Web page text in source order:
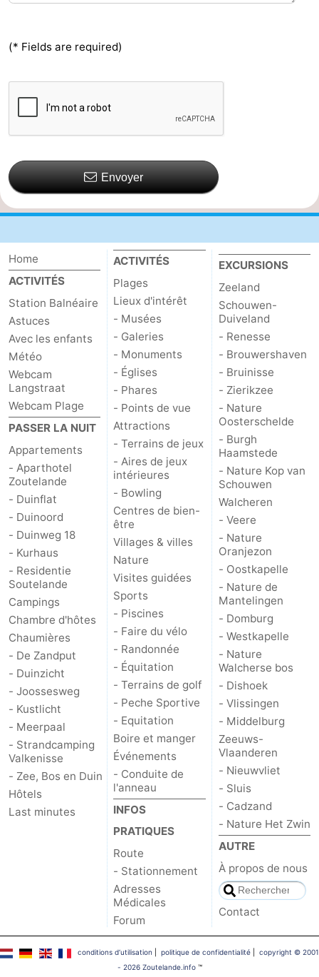
(* Fields are required)
Envoyer
Home
ACTIVITÉS
Station Balnéaire
Astuces
Avec les enfants
Météo
Webcam
Langstraat
Webcam Plage
PASSER LA NUIT
Appartements
- Aparthotel
Zoutelande
- Duinflat
- Duinoord
- Duinweg 18
- Kurhaus
- Residentie
Soutelande
Campings
Chambre d'hôtes
Chaumières
- De Zandput
- Duinzicht
- Joossesweg
- Kustlicht
- Meerpaal
- Strandcamping
Valkenisse
- Zee, Bos en Duin
Hôtels
Last minutes
ACTIVITÉS
Plages
Lieux d'intérêt
- Musées
- Galeries
- Monuments
- Églises
- Phares
- Points de vue
Attractions
- Terrains de jeux
- Aires de jeux
intérieures
- Bowling
Centres de bien-
être
Villages & villes
Nature
Visites guidées
Sports
- Piscines
- Faire du vélo
- Randonnée
- Équitation
- Terrains de golf
- Peche Sportive
- Equitation
Boire et manger
Événements
- Conduite de
l'anneau
INFOS
PRATIQUES
Route
- Stationnement
Adresses
Médicales
Forum
EXCURSIONS
Zeeland
Schouwen-
Duiveland
- Renesse
- Brouwershaven
- Bruinisse
- Zierikzee
- Nature
Oosterschelde
- Burgh
Haamstede
- Nature Kop van
Schouwen
Walcheren
- Veere
- Nature
Oranjezon
- Oostkapelle
- Nature de
Mantelingen
- Domburg
- Westkapelle
- Nature
Walcherse bos
- Dishoek
- Vlissingen
- Middelburg
Zeeuws-
Vlaanderen
- Nieuwvliet
- Sluis
- Cadzand
- Nature Het Zwin
AUTRE
À propos de nous
Contact
conditions d‘utilisation politique de confidentialité| copyright © 2001
- 2026 Zoutelande.info™